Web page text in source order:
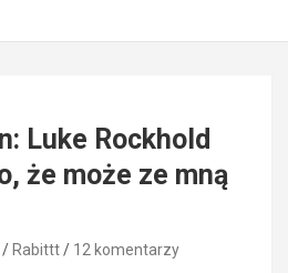
Luke Rockhold
że może ze mną
Rabittt 12 komentarzy